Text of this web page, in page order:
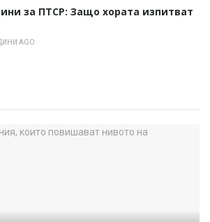
за ПТСР: Защо хората изпитват
AGO